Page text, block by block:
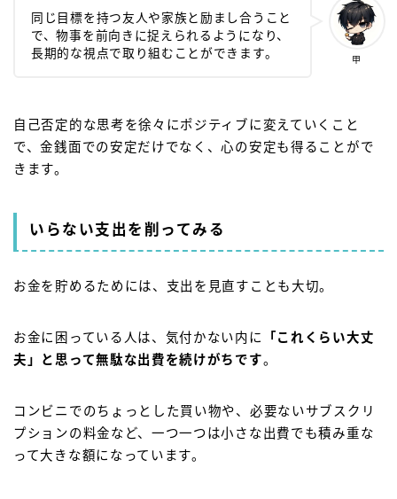
甲
同じ目標を持つ友人や家族と励まし合うこと
で、物事を前向きに捉えられるようになり、
長期的な視点で取り組むことができます。
自己否定的な思考を徐々にポジティブに変えていくこと
で、金銭面での安定だけでなく、心の安定も得ることがで
きます。
いらない支出を削ってみる
お金を貯めるためには、支出を見直すことも大切。
お金に困っている人は、気付かない内に
「これくらい大丈
夫」と思って無駄な出費を続けがちです。
コンビニでのちょっとした買い物や、必要ないサブスクリ
プションの料金など、一つ一つは小さな出費でも積み重な
って大きな額になっています。